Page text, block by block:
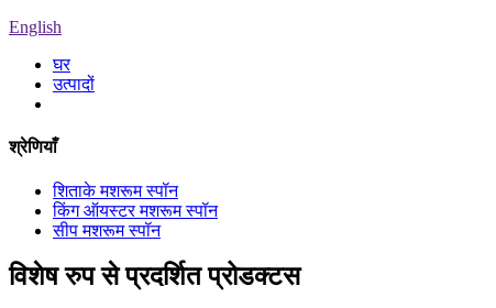
English
घर
उत्पादों
श्रेणियाँ
शिताके मशरूम स्पॉन
किंग ऑयस्टर मशरूम स्पॉन
सीप मशरूम स्पॉन
विशेष रुप से प्रदर्शित प्रोडक्टस